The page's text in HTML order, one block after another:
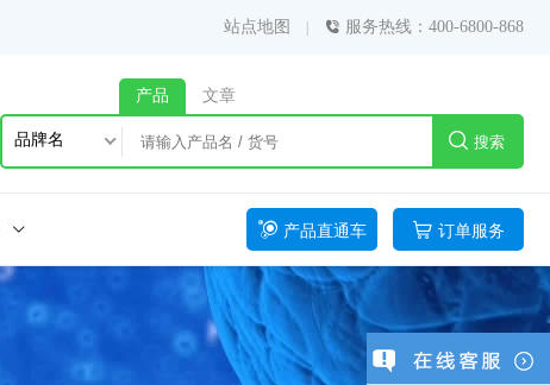
站点地图 服务热线：400-6800-868
产品 文章
品牌名 搜索
产品直通车 订单服务